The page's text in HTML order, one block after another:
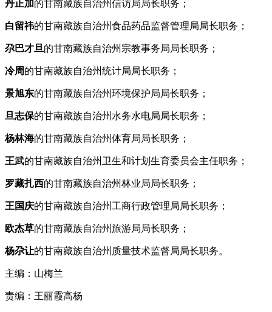
丹正加的甘南藏族自治州信访局局长职务；
白留祎的甘南藏族自治州食品药品监督管理局局长职务；
尕巴才旦的甘南藏族自治州宗教事务局局长职务；
冷周的甘南藏族自治州统计局局长职务；
景旭东的甘南藏族自治州环境保护局局长职务；
旦志保的甘南藏族自治州水务水电局局长职务；
杨林海的甘南藏族自治州体育局局长职务；
王武的甘南藏族自治州卫生和计划生育委员会主任职务；
罗藏扎西的甘南藏族自治州林业局局长职务；
王国庆的甘南藏族自治州工商行政管理局局长职务；
欧杰草的甘南藏族自治州旅游局局长职务；
杨尕让的甘南藏族自治州质量技术监督局局长职务。
主编：山梅兰
责编：王丽霞高杨